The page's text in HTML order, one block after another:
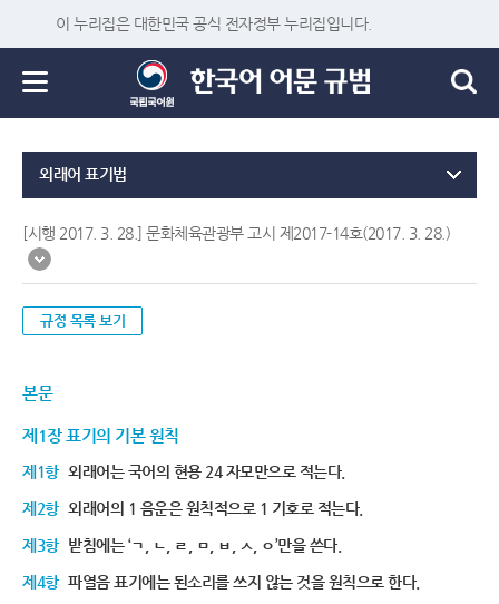
이 누리집은 대한민국 공식 전자정부 누리집입니다.
외래어 표기법
[시행 2017. 3. 28.] 문화체육관광부 고시 제2017-14호(2017. 3. 28.)
규정 목록 보기
본문
제1장 표기의 기본 원칙
제1항 외래어는 국어의 현용 24 자모만으로 적는다.
제2항 외래어의 1 음운은 원칙적으로 1 기호로 적는다.
제3항 받침에는 ‘ㄱ, ㄴ, ㄹ, ㅁ, ㅂ, ㅅ, ㅇ’만을 쓴다.
제4항 파열음 표기에는 된소리를 쓰지 않는 것을 원칙으로 한다.